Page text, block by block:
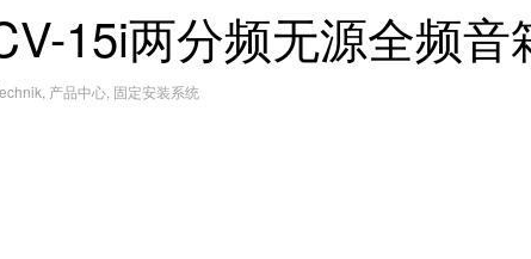
15i两分频无源全频音
产品中心, 固定安装系统